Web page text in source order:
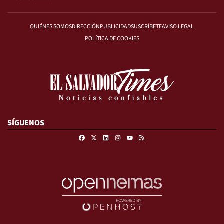
QUIÉNES SOMOSDIRECCIÓNPUBLICIDADSUSCRÍBETEAVISO LEGAL
POLÍTICA DE COOKIES
SÍGUENOS
FacebookLinkedinInstagram